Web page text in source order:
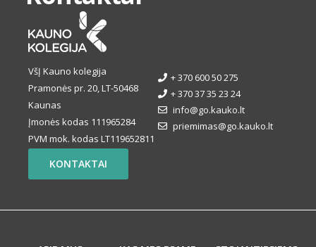
VšĮ Kauno kolegija
Pramonės pr. 20, LT-50468
Kaunas
Įmonės kodas 111965284
PVM mok. kodas LT119652811
+ 370 600 50 275
+ 370 37 35 23 24
info@go.kauko.lt
priemimas@go.kauko.lt
KONTAKTAI